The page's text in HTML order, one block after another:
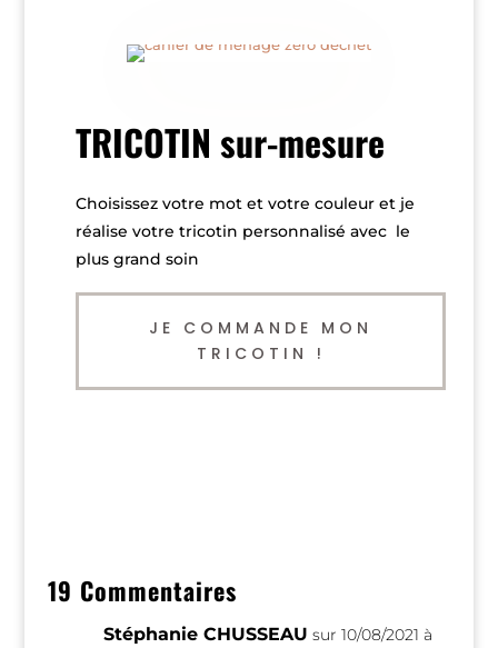
TRICOTIN sur-mesure
Choisissez votre mot et votre couleur et je
réalise votre tricotin personnalisé avec le
plus grand soin
JE COMMANDE MON
TRICOTIN !
19 Commentaires
Stéphanie CHUSSEAU sur 10/08/2021 à